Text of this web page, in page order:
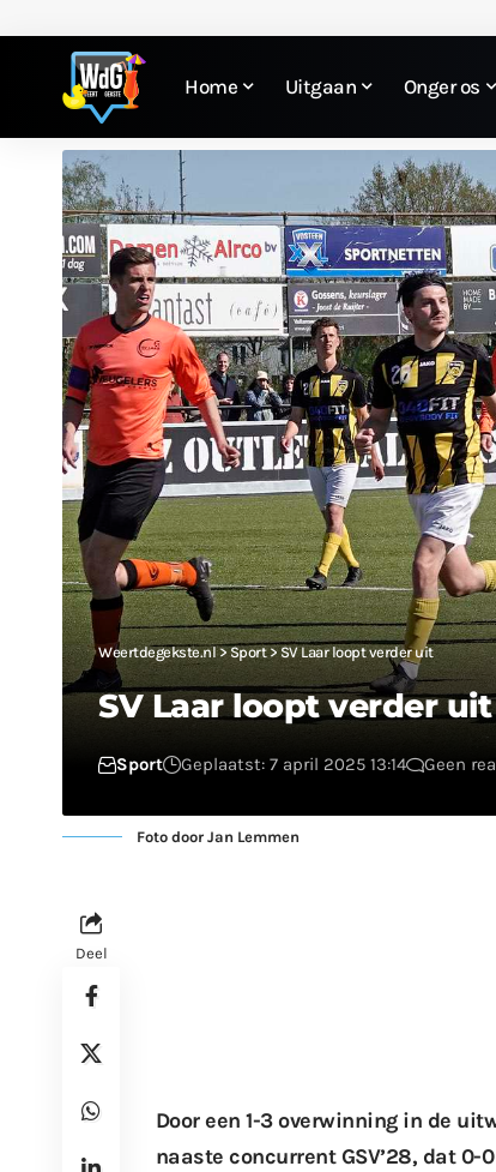
Home Uitgaan Onger os
Weertdegekste.nl>Sport>SV Laar loopt verder uit
SV Laar loopt verder uit
Sport Geplaatst: 7 april 2025 13:14 Geen
Foto door Jan Lemmen
Deel
Door een 1-3 overwinning in de
naaste concurrent GSV’28, dat 0-